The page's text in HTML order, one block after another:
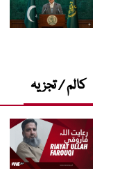
کالم / تجزیہ